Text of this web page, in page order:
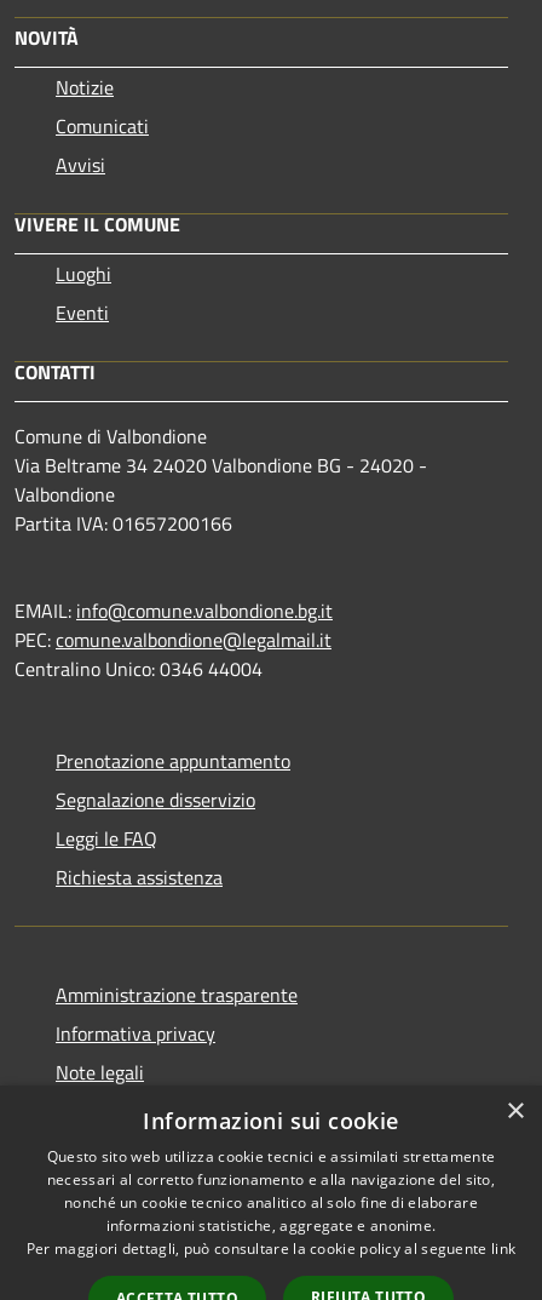
NOVITÀ
Notizie
Comunicati
Avvisi
VIVERE IL COMUNE
Luoghi
Eventi
CONTATTI
Comune di Valbondione
Via Beltrame 34 24020 Valbondione BG - 24020 -
Valbondione
Partita IVA: 01657200166
EMAIL: info@comune.valbondione.bg.it
PEC:comune.valbondione@legalmail.it
Centralino Unico: 0346 44004
Prenotazione appuntamento
Segnalazione disservizio
Leggi le FAQ
Richiesta assistenza
Amministrazione trasparente
Informativa privacy
Note legali
Dichiarazione di accessibilità
Accessibilità
Copyright © 2026 • Comune di
Valbondione • Powered by
Municipium• Accesso
×
Informazioni sui cookie
Questo sito web utilizza cookie tecnici e assimilati strettamente
necessari al corretto funzionamento e alla navigazione del sito,
nonché un cookie tecnico analitico al solo fine di elaborare
informazioni statistiche, aggregate e anonime.
Per maggiori dettagli, può consultare la cookie policy al seguente link